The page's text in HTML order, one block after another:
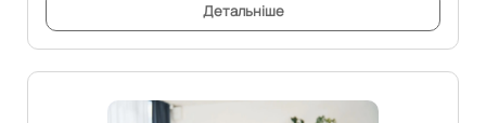
Детальніше